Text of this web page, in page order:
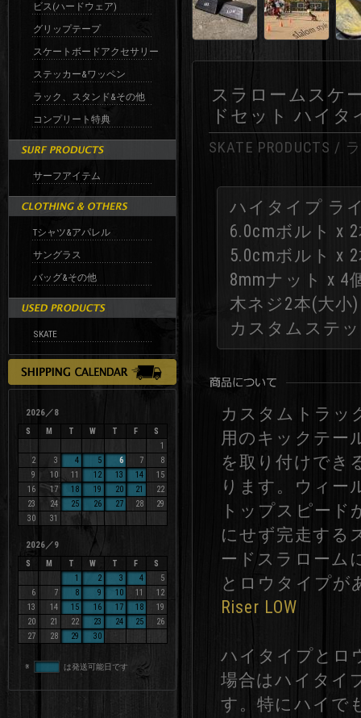
ビス(ハードウェア)
グリップテープ
スケートボードアクセサリー
ステッカー&ワッペン
ラック、スタンド&その他
コンプリート特典
サーフアイテム
Tシャツ&アパレル
サングラス
バッグ&その他
SKATE
2026／8
S
M T W T F
S
1
2
3 4 5 6 7
8
9
10 11 12 13 14
15
16
17 18 19 20 21
22
23
24 25 26 27 28
29
30
31
2026／9
S
M T W T F
S
1
2 3 4
5
6
7 8 9 10 11
12
13
14 15 16 17 18
19
20
21 22 23 24 25
26
27
28 29 30
※ は発送可能日です
スラロームスケ
ドセット ハイタ
SKATE PRODUCTS /
ハイタイプ ラ
6.0cmボルト x
5.0cmボルト x
8mmナット x 4
木ネジ2本(大小)
カスタムステ
カスタムトラッ
用のキックテー
を取り付けでき
ります。ウィー
トップスピード
にせず完走する
ードスラローム
とロウタイプ
Riser LOW
ハイタイプとロ
場合はハイタイ
す。特にハイで